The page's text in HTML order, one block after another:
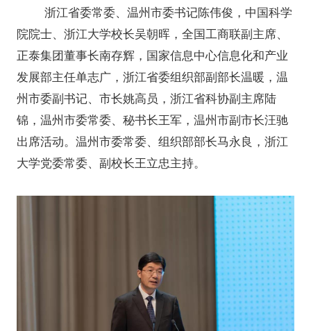
浙江省委常委、温州市委书记陈伟俊，中国科学
院院士、浙江大学校长吴朝晖，全国工商联副主席、
正泰集团董事长南存辉，国家信息中心信息化和产业
发展部主任单志广，浙江省委组织部副部长温暖，温
州市委副书记、市长姚高员，浙江省科协副主席陆
锦，温州市委常委、秘书长王军，温州市副市长汪驰
出席活动。温州市委常委、组织部部长马永良，浙江
大学党委常委、副校长王立忠主持。